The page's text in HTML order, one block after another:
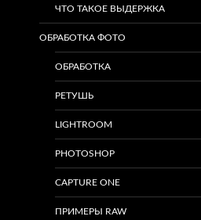
ЧТО ТАКОЕ ВЫДЕРЖКА
ОБРАБОТКА ФОТО
ОБРАБОТКА
РЕТУШЬ
LIGHTROOM
PHOTOSHOP
CAPTURE ONE
ПРИМЕРЫ RAW